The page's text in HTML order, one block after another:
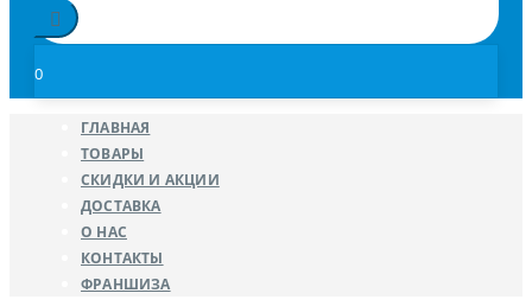
0
ГЛАВНАЯ
ТОВАРЫ
СКИДКИ И АКЦИИ
ДОСТАВКА
О НАС
КОНТАКТЫ
ФРАНШИЗА